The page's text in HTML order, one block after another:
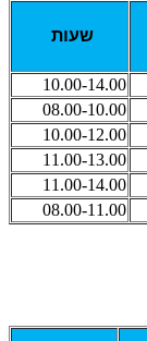
שעות
10.00-14.00
08.00-10.00
10.00-12.00
11.00-13.00
11.00-14.00
08.00-11.00